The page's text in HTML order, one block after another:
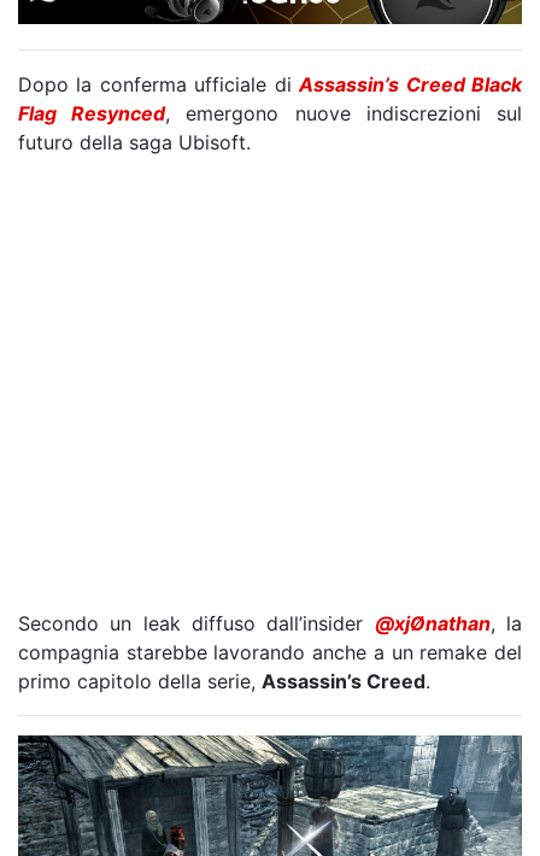
Dopo la conferma ufficiale diAssassin’s Creed Black
Flag Resynced, emergono nuove indiscrezioni sul
futuro della saga Ubisoft.
Secondo un leak diffuso dall’insider @xjØnathan, la
compagnia starebbe lavorando anche a un remake del
primo capitolo della serie, Assassin’s Creed.